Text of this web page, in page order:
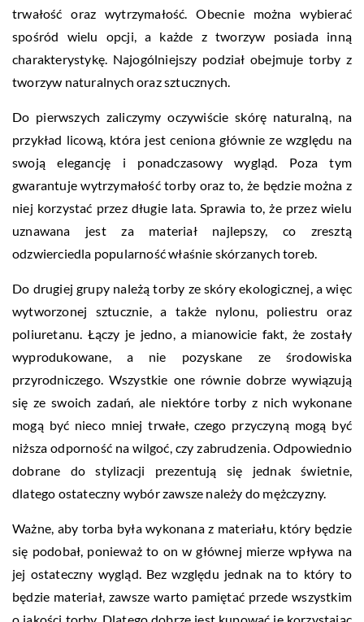
trwałość oraz wytrzymałość. Obecnie można wybierać
spośród wielu opcji, a każde z tworzyw posiada inną
charakterystykę. Najogólniejszy podział obejmuje torby z
tworzyw naturalnych oraz sztucznych.
Do pierwszych zaliczymy oczywiście skórę naturalną, na
przykład licową, która jest ceniona głównie ze względu na
swoją elegancję i ponadczasowy wygląd. Poza tym
gwarantuje wytrzymałość torby oraz to, że będzie można z
niej korzystać przez długie lata. Sprawia to, że przez wielu
uznawana jest za materiał najlepszy, co zresztą
odzwierciedla popularność właśnie skórzanych toreb.
Do drugiej grupy należą torby ze skóry ekologicznej, a więc
wytworzonej sztucznie, a także nylonu, poliestru oraz
poliuretanu. Łączy je jedno, a mianowicie fakt, że zostały
wyprodukowane, a nie pozyskane ze środowiska
przyrodniczego. Wszystkie one równie dobrze wywiązują
się ze swoich zadań, ale niektóre torby z nich wykonane
mogą być nieco mniej trwałe, czego przyczyną mogą być
niższa odporność na wilgoć, czy zabrudzenia. Odpowiednio
dobrane do stylizacji prezentują się jednak świetnie,
dlatego ostateczny wybór zawsze należy do mężczyzny.
Ważne, aby torba była wykonana z materiału, który będzie
się podobał, ponieważ to on w głównej mierze wpływa na
jej ostateczny wygląd. Bez względu jednak na to który to
będzie materiał, zawsze warto pamiętać przede wszystkim
o jakości torby. Dlatego dobrze jest kupować je korzystając